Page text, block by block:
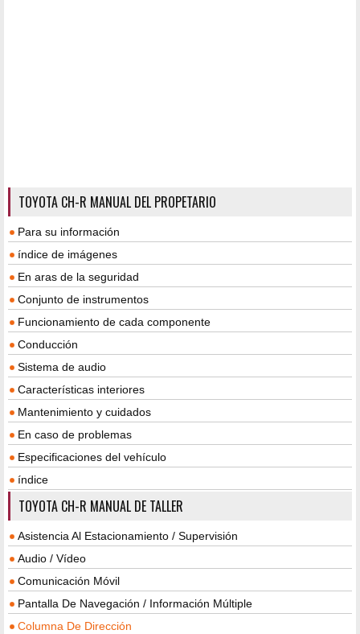
TOYOTA CH-R MANUAL DEL PROPETARIO
Para su información
índice de imágenes
En aras de la seguridad
Conjunto de instrumentos
Funcionamiento de cada componente
Conducción
Sistema de audio
Características interiores
Mantenimiento y cuidados
En caso de problemas
Especificaciones del vehículo
índice
TOYOTA CH-R MANUAL DE TALLER
Asistencia Al Estacionamiento / Supervisión
Audio / Vídeo
Comunicación Móvil
Pantalla De Navegación / Información Múltiple
Columna De Dirección